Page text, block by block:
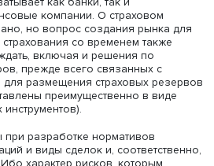
как предлагается в
решение. Возможен и
постепенной трансформации
и банковской систем, включая
регулирование сделок, а не
может быть усовершенствовано
в себя и ряд банковских
закона для данной
стимулировать экономическую
инвесторов, граждан и